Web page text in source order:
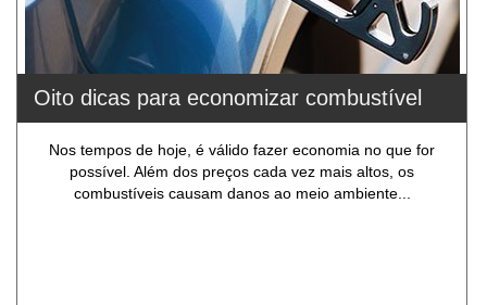
Oito dicas para economizar combustível
Nos tempos de hoje, é válido fazer economia no que for
possível. Além dos preços cada vez mais altos, os
combustíveis causam danos ao meio ambiente...